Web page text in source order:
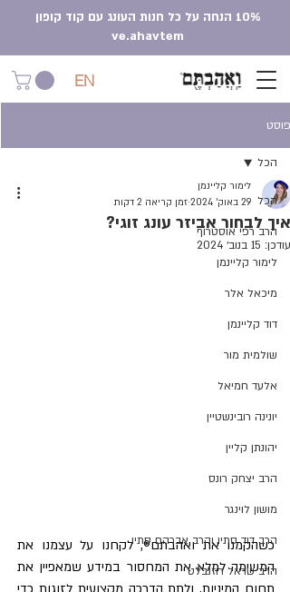
10% הנחה על כל חנות העונג עם קוד קופון
ve.ahavtem
EN
פוסט
הכל
הרב רפי אוסטרוף
לימור קליינמן
מיכאל אלר
דוד קליינמן
שולמית מור
אלעד חמיאל
יונינה רובינשטיין
יהונתן קליין
הרב יצחק רונס
מושון לוינגר
הרב דוד סתיו והרב אברהם סתיו
הרב שראל רוזנבלט
הכל
איך לבחור אביזר עונג זוגי?
לימור קליינמן
29 באוק׳ 2024
זמן קריאה 2 דקות
עודכן: 15 בנוב׳ 2024